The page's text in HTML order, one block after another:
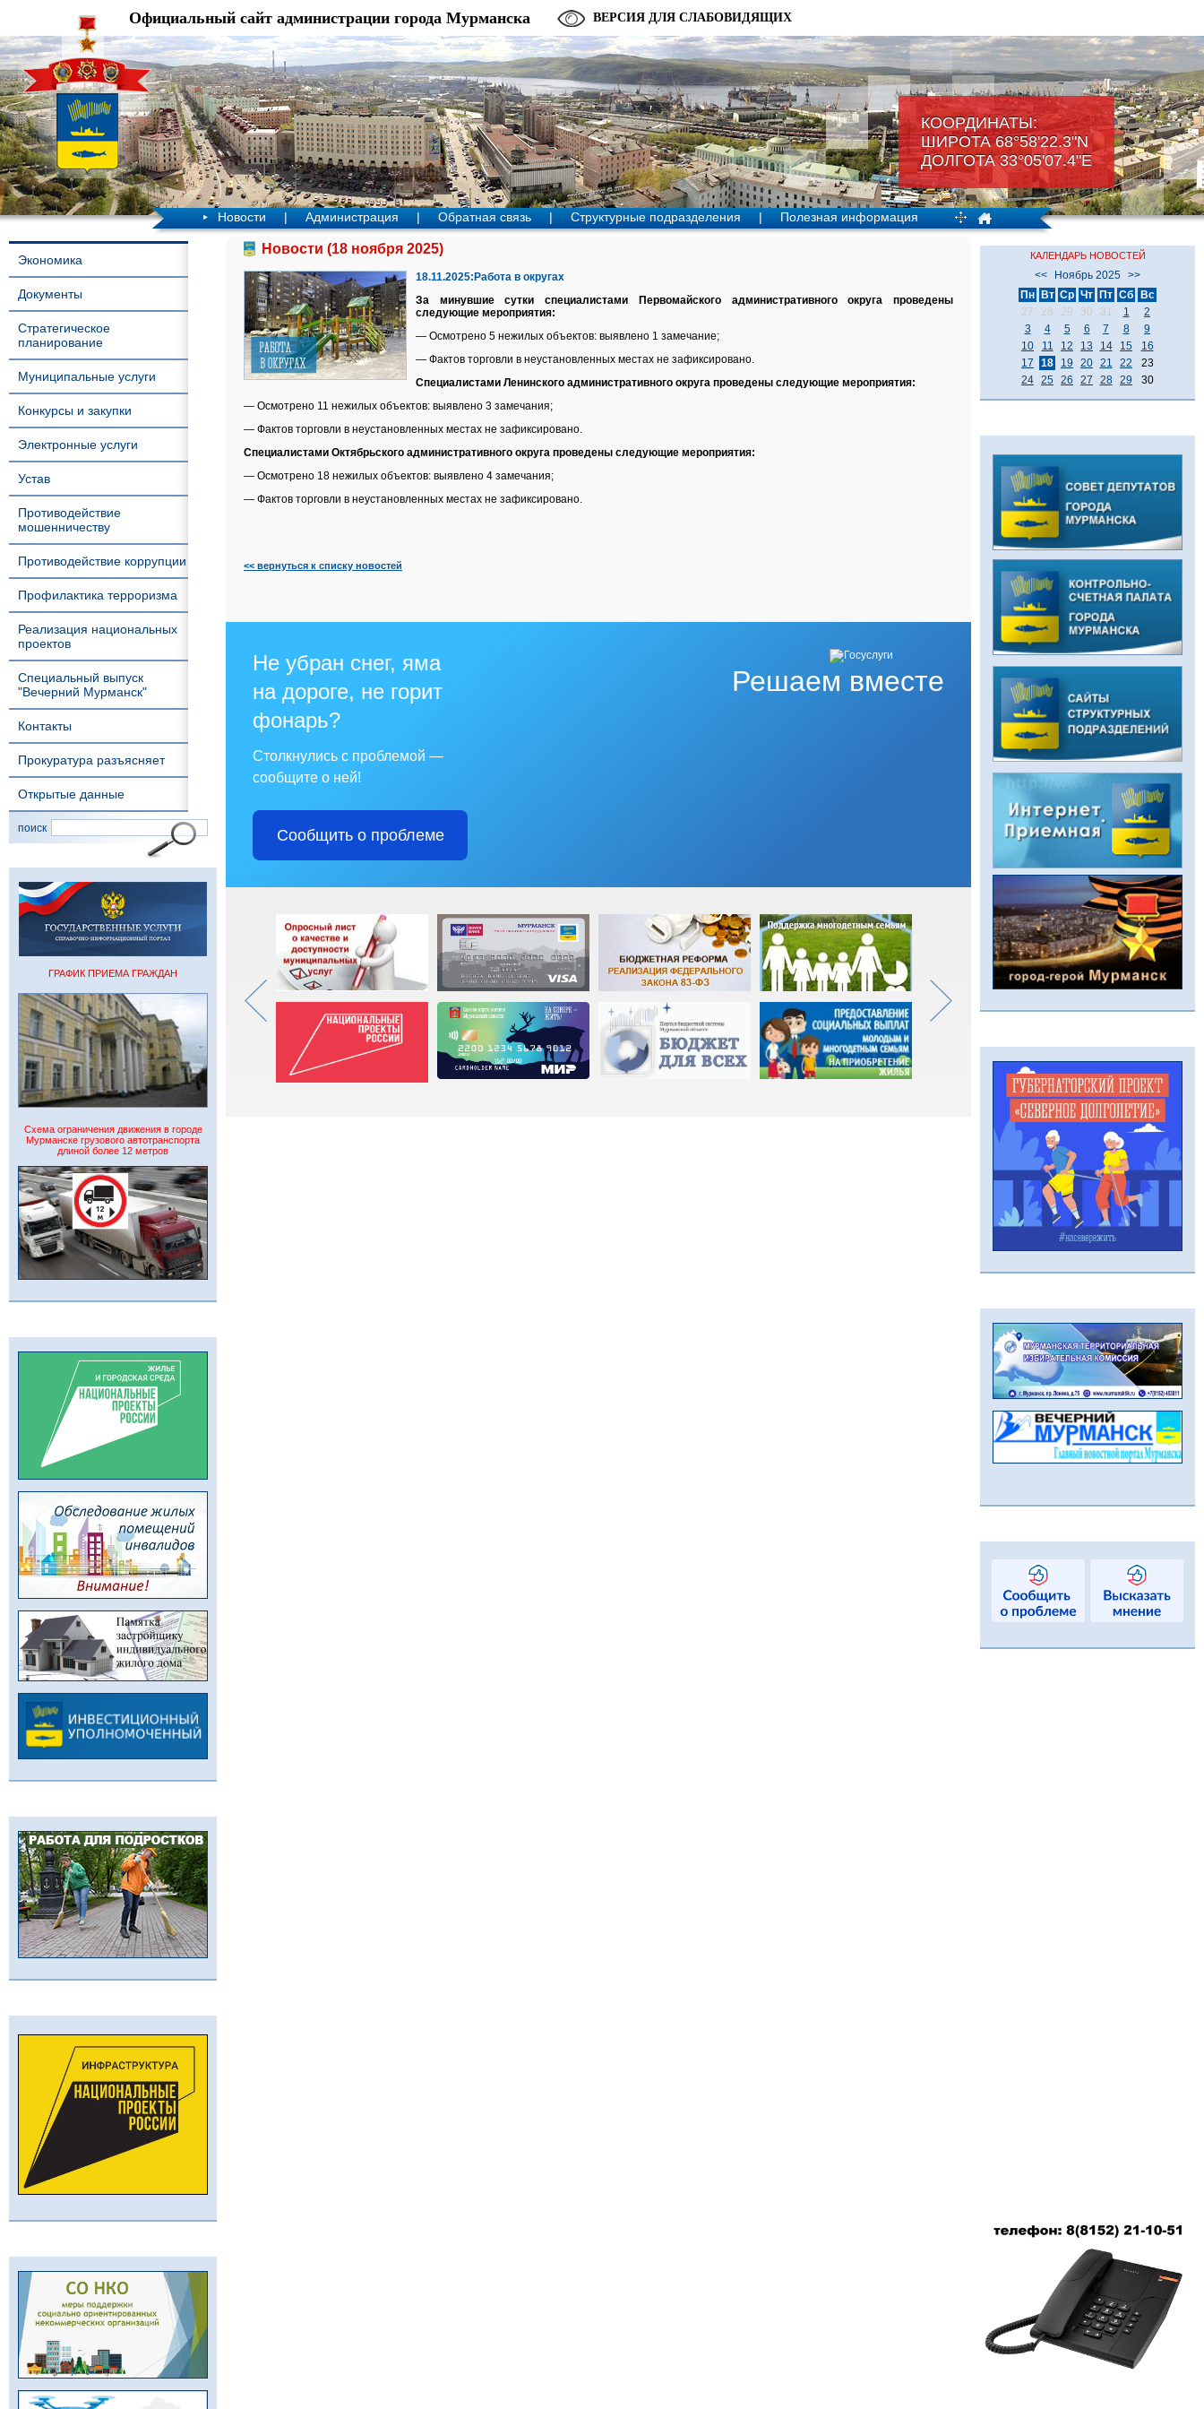
КООРДИНАТЫ:
ШИРОТА 68°58'22.3"N
ДОЛГОТА 33°05'07.4"Е
Официальный сайт администрации города Мурманска ВЕРСИЯ ДЛЯ СЛАБОВИДЯЩИХ
Новости | Администрация | Обратная связь | Структурные подразделения | Полезная информация
Экономика
Документы
Стратегическое
планирование
Муниципальные услуги
Конкурсы и закупки
Электронные услуги
Устав
Противодействие
мошенничеству
Противодействие коррупции
Профилактика терроризма
Реализация национальных
проектов
Специальный выпуск
"Вечерний Мурманск"
Контакты
Прокуратура разъясняет
Открытые данные
поиск
ГРАФИК ПРИЕМА ГРАЖДАН
Схема ограничения движения в городе
Мурманске грузового автотранспорта
длиной более 12 метров
Новости (18 ноября 2025)
18.11.2025:Работа в округах
За минувшие сутки специалистами Первомайского административного округа проведены
следующие мероприятия:
— Осмотрено 5 нежилых объектов: выявлено 1 замечание;
— Фактов торговли в неустановленных местах не зафиксировано.
Специалистами Ленинского административного округа проведены следующие мероприятия:
— Осмотрено 11 нежилых объектов: выявлено 3 замечания;
— Фактов торговли в неустановленных местах не зафиксировано.
Специалистами Октябрьского административного округа проведены следующие мероприятия:
— Осмотрено 18 нежилых объектов: выявлено 4 замечания;
— Фактов торговли в неустановленных местах не зафиксировано.
<< вернуться к списку новостей
Решаем вместе
Не убран снег, яма
на дороге, не горит
фонарь?
Столкнулись с проблемой —
сообщите о ней!
Сообщить о проблеме
КАЛЕНДАРЬ НОВОСТЕЙ
<< Ноябрь 2025
>>
Пн
Вт Ср Чт Пт Сб
Вс
27
28 29 30 31 1
2
3
4 5 6 7 8
9
10
11 12 13 14 15
16
17
18 19 20 21 22
23
24 25 26 27 28 29 30